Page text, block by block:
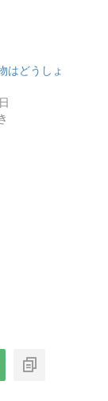
はどうしょ